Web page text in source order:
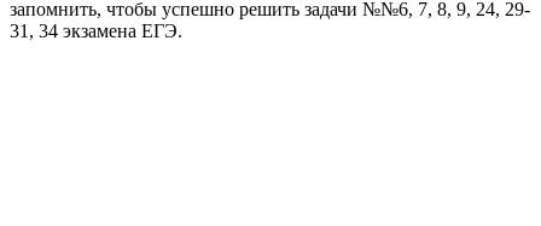
запомнить, чтобы успешно решить задачи №№6, 7, 8, 9, 24, 29-
31, 34 экзамена ЕГЭ.